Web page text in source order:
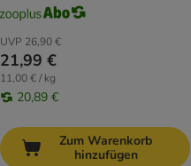
UVP 26,90 €
21,99 €
11,00 € / kg
20,89 €
Zum Warenkorb
hinzufügen